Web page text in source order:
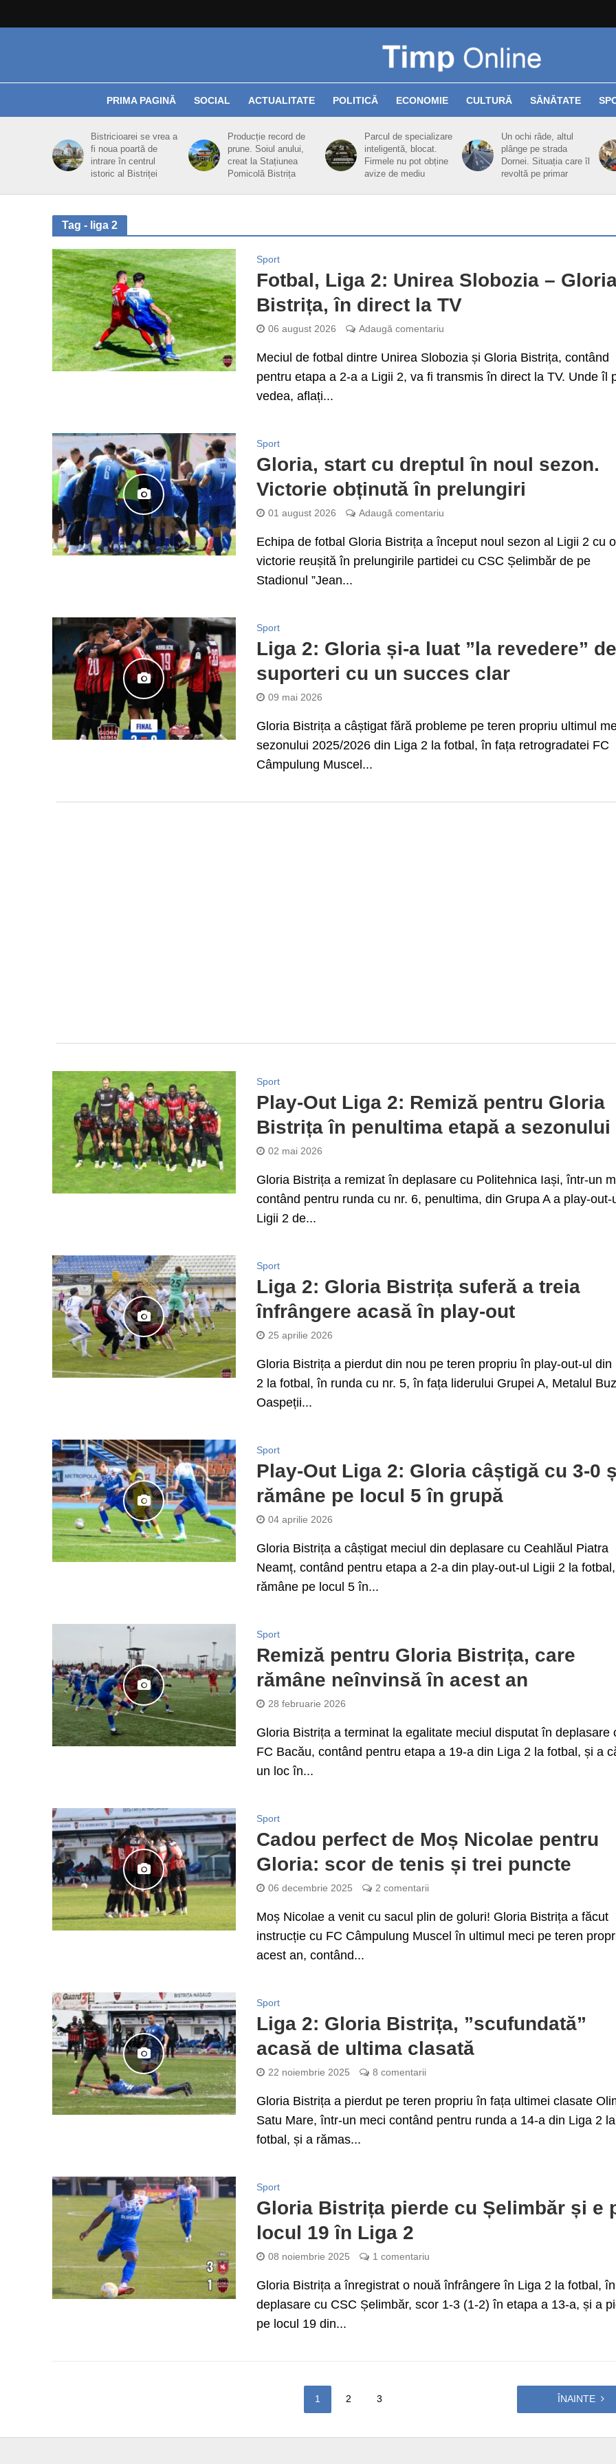
PRIMA PAGINĂ SOCIAL ACTUALITATE POLITICĂ ECONOMIE CULTURĂ SĂNĂTATE
Bistricioarei se vrea a
fi noua poartă de
intrare în centrul
istoric al Bistriței
Producție record de
prune. Soiul anului,
creat la Stațiunea
Pomicolă Bistrița
Parcul de specializare
inteligentă, blocat.
Firmele nu pot obține
avize de mediu
Un ochi râde, altul
plânge pe strada
Dornei. Situația care îl
revoltă pe primar
Tag - liga 2
Sport
Fotbal, Liga 2: Unirea Slobozia –
Bistrița, în direct la TV
06 august 2026 Adaugă comentariu
Meciul de fotbal dintre Unirea Slobozia și Gloria Bistrița, contând
pentru etapa a 2-a a Ligii 2, va fi transmis în direct la TV. Unde îl
vedea, aflați...
Sport
Gloria, start cu dreptul în noul sezon.
Victorie obținută în prelungiri
01 august 2026 Adaugă comentariu
Echipa de fotbal Gloria Bistrița a început noul sezon al Ligii 2 cu o
victorie reușită în prelungirile partidei cu CSC Șelimbăr de pe
Stadionul ”Jean...
Sport
Liga 2: Gloria și-a luat ”la revedere”
suporteri cu un succes clar
09 mai 2026
Gloria Bistrița a câștigat fără probleme pe teren propriu ultimul
sezonului 2025/2026 din Liga 2 la fotbal, în fața retrogradatei FC
Câmpulung Muscel...
Sport
Play-Out Liga 2: Remiză pentru Gloria
Bistrița în penultima etapă a sezonului
02 mai 2026
Gloria Bistrița a remizat în deplasare cu Politehnica Iași, într-un
contând pentru runda cu nr. 6, penultima, din Grupa A a play-out-
Ligii 2 de...
Sport
Liga 2: Gloria Bistrița suferă a treia
înfrângere acasă în play-out
25 aprilie 2026
Gloria Bistrița a pierdut din nou pe teren propriu în play-out-ul din
2 la fotbal, în runda cu nr. 5, în fața liderului Grupei A, Metalul
Oaspeții...
Sport
Play-Out Liga 2: Gloria câștigă cu 3-0
rămâne pe locul 5 în grupă
04 aprilie 2026
Gloria Bistrița a câștigat meciul din deplasare cu Ceahlăul Piatra
Neamț, contând pentru etapa a 2-a din play-out-ul Ligii 2 la
rămâne pe locul 5 în...
Sport
Remiză pentru Gloria Bistrița, care
rămâne neînvinsă în acest an
28 februarie 2026
Gloria Bistrița a terminat la egalitate meciul disputat în deplasare
FC Bacău, contând pentru etapa a 19-a din Liga 2 la fotbal, și a
un loc în...
Sport
Cadou perfect de Moș Nicolae pentru
Gloria: scor de tenis și trei puncte
06 decembrie 2025 2 comentarii
Moș Nicolae a venit cu sacul plin de goluri! Gloria Bistrița a făcut
instrucție cu FC Câmpulung Muscel în ultimul meci pe teren
acest an, contând...
Sport
Liga 2: Gloria Bistrița, ”scufundată”
acasă de ultima clasată
22 noiembrie 2025 8 comentarii
Gloria Bistrița a pierdut pe teren propriu în fața ultimei clasate
Satu Mare, într-un meci contând pentru runda a 14-a din Liga 2 la
fotbal, și a rămas...
Sport
Gloria Bistrița pierde cu Șelimbăr și e
locul 19 în Liga 2
08 noiembrie 2025 1 comentariu
Gloria Bistrița a înregistrat o nouă înfrângere în Liga 2 la fotbal, în
deplasare cu CSC Șelimbăr, scor 1-3 (1-2) în etapa a 13-a, și a
pe locul 19 din...
1 2 3 ÎNAINTE